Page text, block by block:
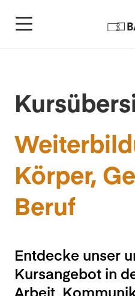
Körper,
Beruf
Entdecke unser
Kursangebot in
Arbeit,